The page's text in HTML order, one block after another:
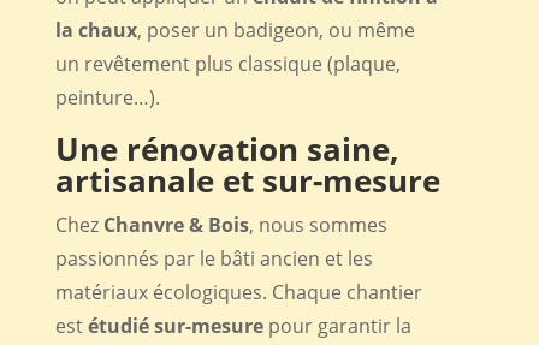
la chaux, poser un badigeon, ou même
un revêtement plus classique (plaque,
peinture…).
Une rénovation saine,
artisanale et sur-mesure
Chez Chanvre & Bois, nous sommes
passionnés par le bâti ancien et les
matériaux écologiques. Chaque chantier
estétudié sur-mesurepour garantir la